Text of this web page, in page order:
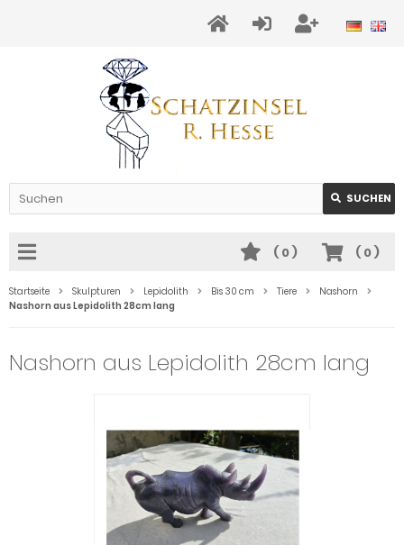
SUCHEN
( 0)
( 0)
Startseite Skulpturen Lepidolith Bis 30 cm Tiere
Nashorn
Nashorn aus Lepidolith 28cm lang
Nashorn aus Lepidolith 28cm lang